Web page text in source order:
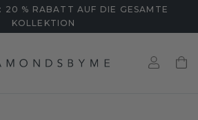
20 % RABATT AUF DIE GESAMTE
KOLLEKTION